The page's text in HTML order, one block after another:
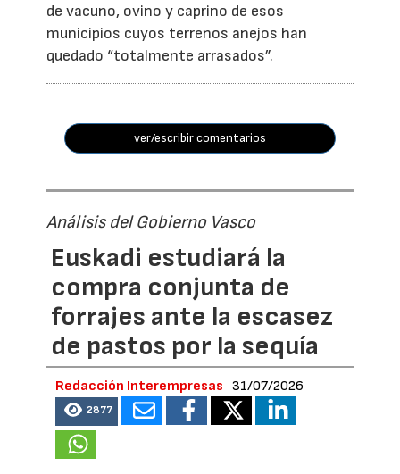
de vacuno, ovino y caprino de esos
municipios cuyos terrenos anejos han
quedado “totalmente arrasados”.
ver/escribir comentarios
Análisis del Gobierno Vasco
Euskadi estudiará la
compra conjunta de
forrajes ante la escasez
de pastos por la sequía
Redacción Interempresas 31/07/2026
2877